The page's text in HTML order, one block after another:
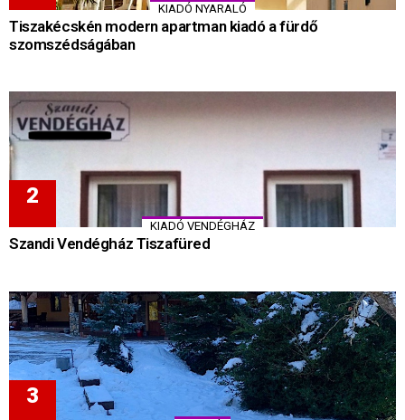
KIADÓ NYARALÓ
Tiszakécskén modern apartman kiadó a fürdő
szomszédságában
KIADÓ VENDÉGHÁZ
Szandi Vendégház Tiszafüred